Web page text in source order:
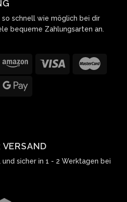
schnell wie möglich bei dir
bequeme Zahlungsarten an.
sicher in 1 - 2 Werktagen bei